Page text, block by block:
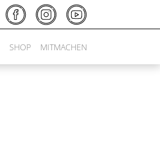
SHOP MITMACHEN